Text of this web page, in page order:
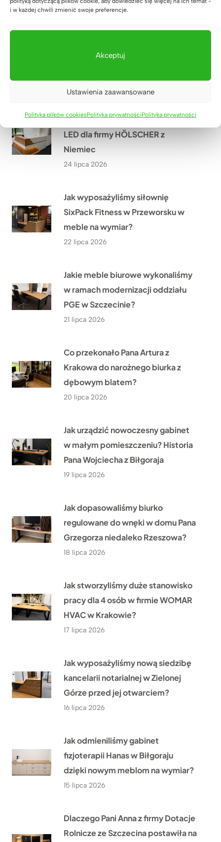
i w każdej chwili zmienić swoje preferencje.
Akceptuj
Ustawienia zaawansowane
Polityka plików cookiesPolityka prywatnościPolityka prywatności
dla biura nieruchomości w
Lada recepcyjna z podświetleniem
LED dla firmy HÖLSCHER z
Niemiec
24 lipca 2026
Jak wyposażyliśmy siłownię
SixPack Fitness w Przeworsku w
meble na wymiar?
22 lipca 2026
Jakie meble biurowe wykonaliśmy
w ramach modernizacji oddziału
PGE w Szczecinie?
21 lipca 2026
Co przekonało Pana Artura z
Krakowa do narożnego biurka z
dębowym blatem?
20 lipca 2026
Jak urządzić nowoczesny gabinet
w małym pomieszczeniu? Historia
Pana Wojciecha z Biłgoraja
19 lipca 2026
Jak dopasowaliśmy biurko
regulowane do wnęki w domu Pana
Grzegorza niedaleko Rzeszowa?
18 lipca 2026
Jak stworzyliśmy duże stanowisko
pracy dla 4 osób w firmie WOMAR
HVAC w Krakowie?
17 lipca 2026
Jak wyposażyliśmy nową siedzibę
kancelarii notarialnej w Zielonej
Górze przed jej otwarciem?
16 lipca 2026
Jak odmieniliśmy gabinet
fizjoterapii Hanas w Biłgoraju
dzięki nowym meblom na wymiar?
15 lipca 2026
Dlaczego Pani Anna z firmy Dotacje
Rolnicze ze Szczecina postawiła na